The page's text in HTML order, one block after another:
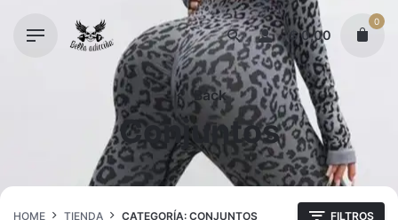
$0,00
0
Back
Conjuntos
HOME TIENDA CATEGORÍA: CONJUNTOS FILTROS